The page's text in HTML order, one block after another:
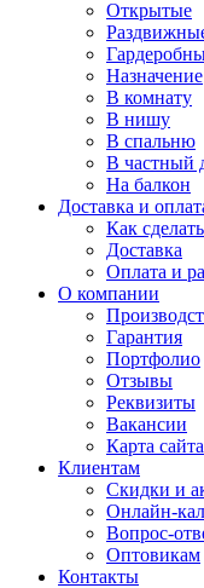
Открытые
Назначение
В комнату
В нишу
В спальню
В частный
На балкон
Доставка и
Как
Доставка
Оплата и
О компании
Гарантия
Портфолио
Отзывы
Реквизиты
Вакансии
Карта сайта
Клиентам
Скидки и
Онлайн-
Вопрос-
Оптовикам
Контакты